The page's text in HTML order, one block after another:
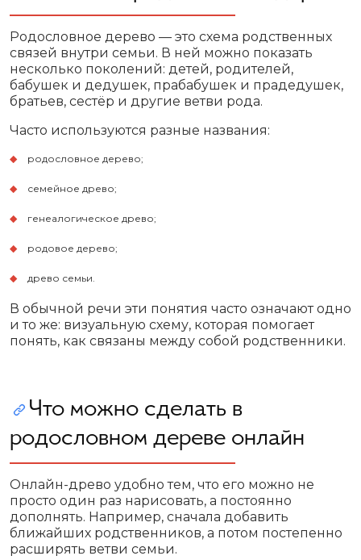
Родословное дерево — это схема родственных
связей внутри семьи. В ней можно показать
несколько поколений: детей, родителей,
бабушек и дедушек, прабабушек и прадедушек,
братьев, сестёр и другие ветви рода.
Часто используются разные названия:
родословное дерево;
семейное древо;
генеалогическое древо;
родовое дерево;
древо семьи.
В обычной речи эти понятия часто означают одно
и то же: визуальную схему, которая помогает
понять, как связаны между собой родственники.
Что можно сделать в
родословном дереве онлайн
Онлайн-древо удобно тем, что его можно не
просто один раз нарисовать, а постоянно
дополнять. Например, сначала добавить
ближайших родственников, а потом постепенно
расширять ветви семьи.